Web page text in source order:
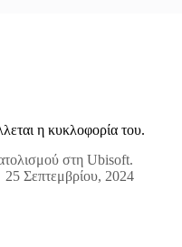
η κυκλοφορία του.
στη Ubisoft.
25 Σεπτεμβρίου, 2024